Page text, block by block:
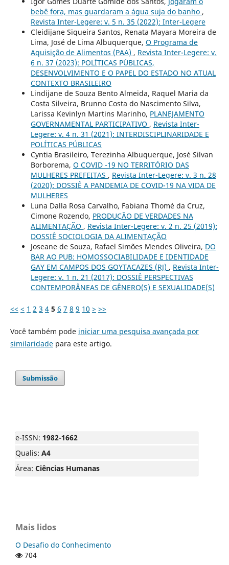
bebê fora, mas guardaram a água suja do banho ,
Revista Inter-Legere: v. 5 n. 35 (2022): Inter-Legere
Cleidijane Siqueira Santos, Renata Mayara Moreira de
Lima, José de Lima Albuquerque, O Programa de
Aquisição de Alimentos (PAA) , Revista Inter-Legere: v.
6 n. 37 (2023): POLÍTICAS PÚBLICAS,
DESENVOLVIMENTO E O PAPEL DO ESTADO NO ATUAL
CONTEXTO BRASILEIRO
Lindijane de Souza Bento Almeida, Raquel Maria da
Costa Silveira, Brunno Costa do Nascimento Silva,
Larissa Kevinlyn Martins Marinho, PLANEJAMENTO
GOVERNAMENTAL PARTICIPATIVO , Revista Inter-
Legere: v. 4 n. 31 (2021): INTERDISCIPLINARIDADE E
POLÍTICAS PÚBLICAS
Cyntia Brasileiro, Terezinha Albuquerque, José Silvan
Borborema, O COVID -19 NO TERRITÓRIO DAS
MULHERES PREFEITAS , Revista Inter-Legere: v. 3 n. 28
(2020): DOSSIÊ A PANDEMIA DE COVID-19 NA VIDA DE
MULHERES
Luna Dalla Rosa Carvalho, Fabiana Thomé da Cruz,
Cimone Rozendo, PRODUÇÃO DE VERDADES NA
ALIMENTAÇÃO , Revista Inter-Legere: v. 2 n. 25 (2019):
DOSSIÊ SOCIOLOGIA DA ALIMENTAÇÃO
Joseane de Souza, Rafael Simões Mendes Oliveira, DO
BAR AO PUB: HOMOSSOCIABILIDADE E IDENTIDADE
GAY EM CAMPOS DOS GOYTACAZES (RJ) , Revista Inter-
Legere: v. 1 n. 21 (2017): DOSSIÊ PERSPECTIVAS
CONTEMPORÂNEAS DE GÊNERO(S) E SEXUALIDADE(S)
<< < 1 2 3 4 5 6 7 8 9 10 > >>
Você também pode iniciar uma pesquisa avançada por
similaridadepara este artigo.
Submissão
e-ISSN: 1982-1662
Qualis: A4
Área: Ciências Humanas
Mais lidos
O Desafio do Conhecimento
704